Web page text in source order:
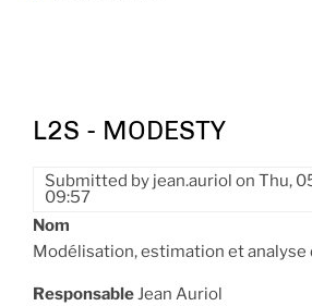
L2S - MODESTY
Submitted by jean.auriol on Thu,
09:57
Nom
Modélisation, estimation et analyse
ResponsableJean Auriol